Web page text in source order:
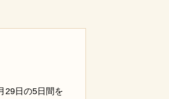
29日の5日間を